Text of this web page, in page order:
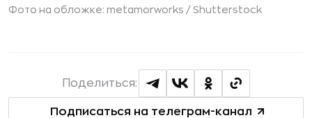
Фото на обложке: metamorworks / Shutterstock
Подписаться на телеграм-канал
Поделиться: